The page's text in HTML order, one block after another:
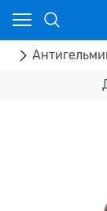
Ваш город -
угадали?